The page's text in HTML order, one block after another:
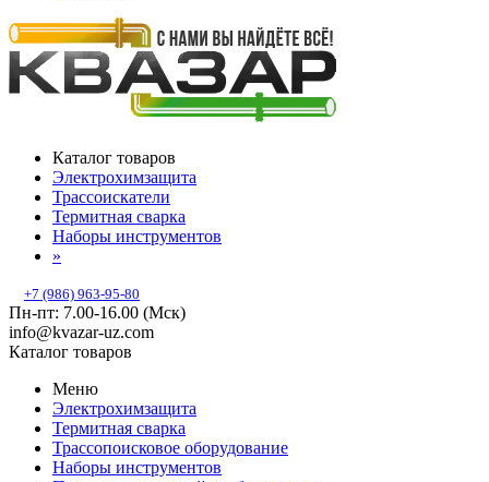
Каталог товаров
Электрохимзащита
Трассоискатели
Термитная сварка
Наборы инструментов
»
+7 (986) 963-95-80
Пн-пт: 7.00-16.00 (Мск)
info@kvazar-uz.com
Каталог товаров
Меню
Электрохимзащита
Термитная сварка
Трассопоисковое оборудование
Наборы инструментов